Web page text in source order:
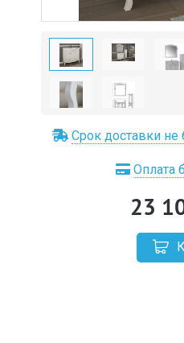
Срок доставки не
Оплата
23